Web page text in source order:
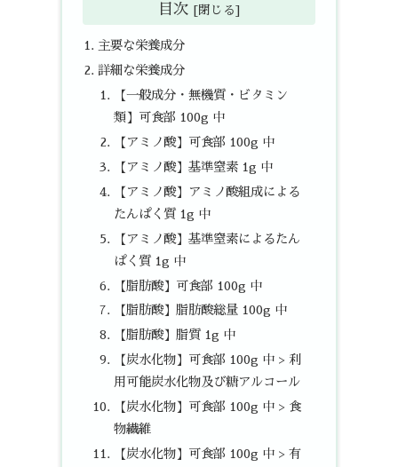
目次
主要な栄養成分
詳細な栄養成分
【一般成分・無機質・ビタミン
類】可食部 100g 中
【アミノ酸】可食部 100g 中
【アミノ酸】基準窒素 1g 中
【アミノ酸】アミノ酸組成による
たんぱく質 1g 中
【アミノ酸】基準窒素によるたん
ぱく質 1g 中
【脂肪酸】可食部 100g 中
【脂肪酸】脂肪酸総量 100g 中
【脂肪酸】脂質 1g 中
【炭水化物】可食部 100g 中 > 利
用可能炭水化物及び糖アルコール
【炭水化物】可食部 100g 中 > 食
物繊維
【炭水化物】可食部 100g 中 > 有